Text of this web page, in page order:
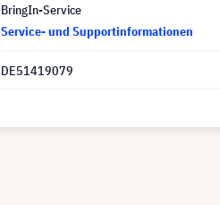
BringIn-Service
Service- und Supportinformationen
DE51419079